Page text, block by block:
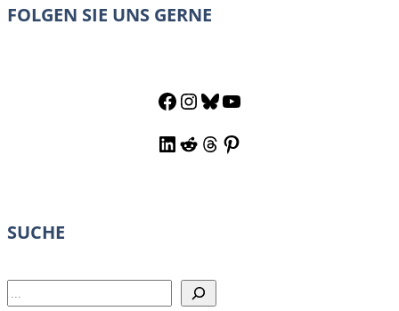
FOLGEN SIE UNS GERNE
Facebook
Instagram
Bluesky
YouTube
LinkedIn
Reddit
Threads
Pinterest
SUCHE